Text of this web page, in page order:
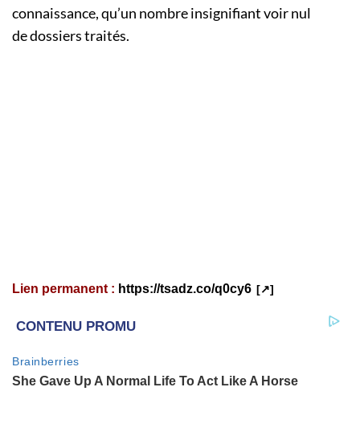
connaissance, qu’un nombre insignifiant voirnul
dedossiers traités.
Lien permanent : https://tsadz.co/q0cy6